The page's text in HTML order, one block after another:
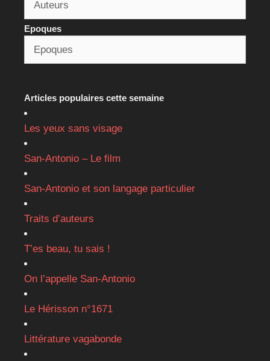
Epoques
Articles populaires cette semaine
Les yeux sans visage
San-Antonio – Le film
San-Antonio et son langage particulier
Traits d’auteurs
T’es beau, tu sais !
On l’appelle San-Antonio
Le Hérisson n°1671
Littérature vagabonde